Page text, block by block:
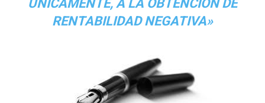
ÚNICAMENTE, A LA OBTENCIÓN DE
RENTABILIDAD NEGATIVA»